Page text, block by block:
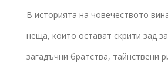
В историята на човечеството
неща, които остават скрити зад
загадъчни братства, тайнствени